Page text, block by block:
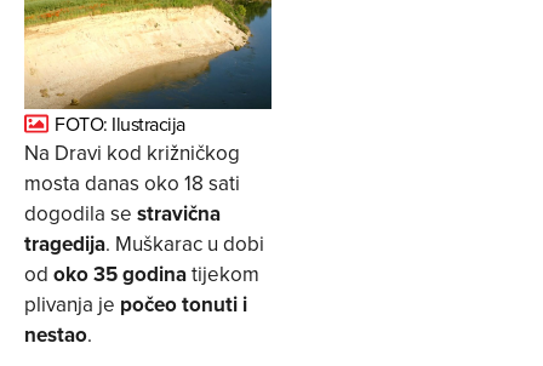
FOTO: Ilustracija
Na Dravi kod križničkog
mosta danas oko 18 sati
dogodila se stravična
tragedija. Muškarac u dobi
od oko 35 godinatijekom
plivanja je počeo tonuti i
nestao.